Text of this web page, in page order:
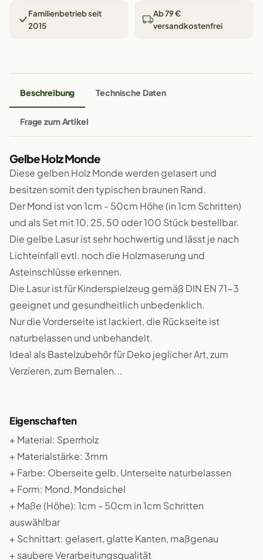
Familienbetrieb seit
2015
Ab 79 €
versandkostenfrei
Beschreibung Technische Daten
Frage zum Artikel
Gelbe Holz Monde
Diese gelben Holz Monde werden gelasert und
besitzen somit den typischen braunen Rand.
Der Mond ist von 1cm - 50cm Höhe (in 1cm Schritten)
und als Set mit 10, 25, 50 oder 100 Stück bestellbar.
Die gelbe Lasur ist sehr hochwertig und lässt je nach
Lichteinfall evtl. noch die Holzmaserung und
Asteinschlüsse erkennen.
Die Lasur ist für Kinderspielzeug gemäß DIN EN 71-3
geeignet und gesundheitlich unbedenklich.
Nur die Vorderseite ist lackiert, die Rückseite ist
naturbelassen und unbehandelt.
Ideal als Bastelzubehör für Deko jeglicher Art, zum
Verzieren, zum Bemalen...
Eigenschaften
+ Material: Sperrholz
+ Materialstärke: 3mm
+ Farbe: Oberseite gelb, Unterseite naturbelassen
+ Form: Mond, Mondsichel
+ Maße (Höhe): 1cm - 50cm in 1cm Schritten
auswählbar
+ Schnittart: gelasert, glatte Kanten, maßgenau
+ saubere Verarbeitungsqualität